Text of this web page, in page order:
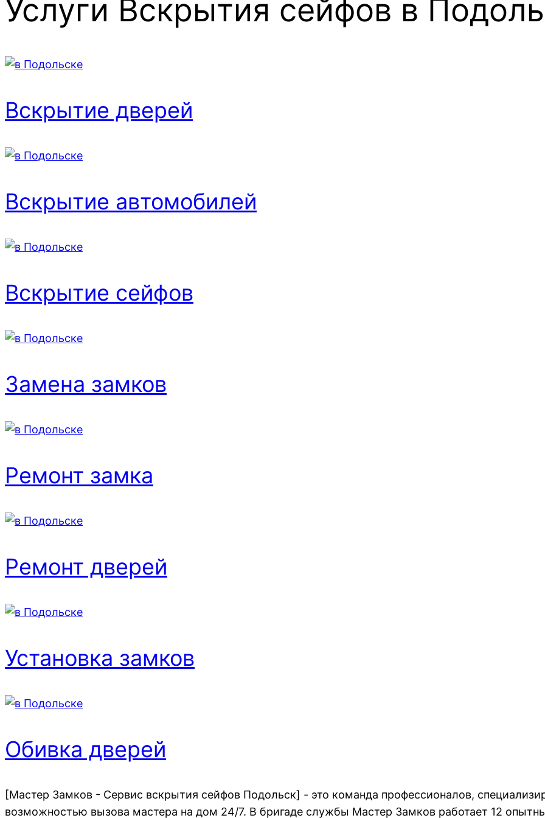
Услуги Вскрытия сейфов в
Вскрытие дверей
Вскрытие автомобилей
Вскрытие сейфов
Замена замков
Ремонт замка
Ремонт дверей
Установка замков
Обивка дверей
[Мастер Замков - Сервис вскрытия сейфов Подольск] - это команда профессионалов,
возможностью вызова мастера на дом 24/7. В бригаде службы Мастер Замков работает 12